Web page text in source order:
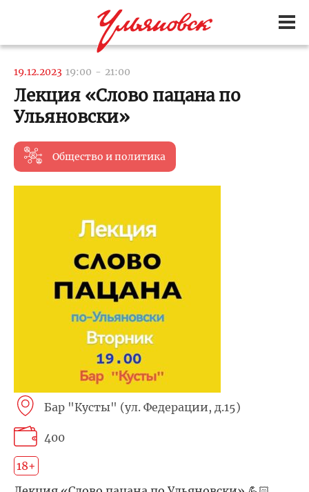
19.12.2023 19:00 - 21:00
Лекция «Слово пацана по
Ульяновски»
Общество и политика
Бар "Кусты" (ул. Федерации, д.15)
400
18+